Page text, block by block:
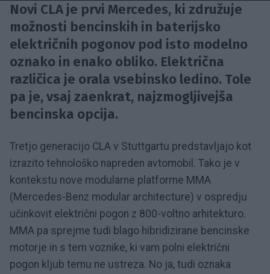
Novi CLA je prvi Mercedes, ki združuje
možnosti bencinskih in baterijsko
električnih pogonov pod isto modelno
oznako in enako obliko. Električna
različica je orala vsebinsko ledino. Tole
pa je, vsaj zaenkrat, najzmogljivejša
bencinska opcija.
Tretjo generacijo CLA v Stuttgartu predstavljajo kot
izrazito tehnološko napreden avtomobil. Tako je v
kontekstu nove modularne platforme MMA
(Mercedes-Benz modular architecture) v ospredju
učinkovit električni pogon z 800-voltno arhitekturo.
MMA pa sprejme tudi blago hibridizirane bencinske
motorje in s tem voznike, ki vam polni električni
pogon kljub temu ne ustreza. No ja, tudi oznaka